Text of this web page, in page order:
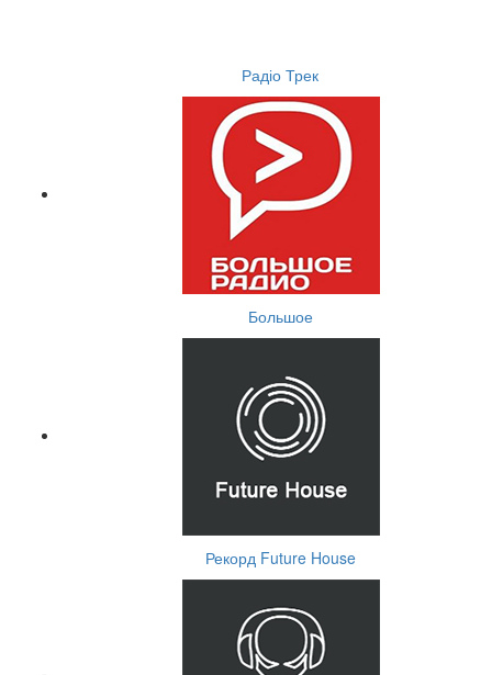
Радіо Трек
Большое
Рекорд Future House